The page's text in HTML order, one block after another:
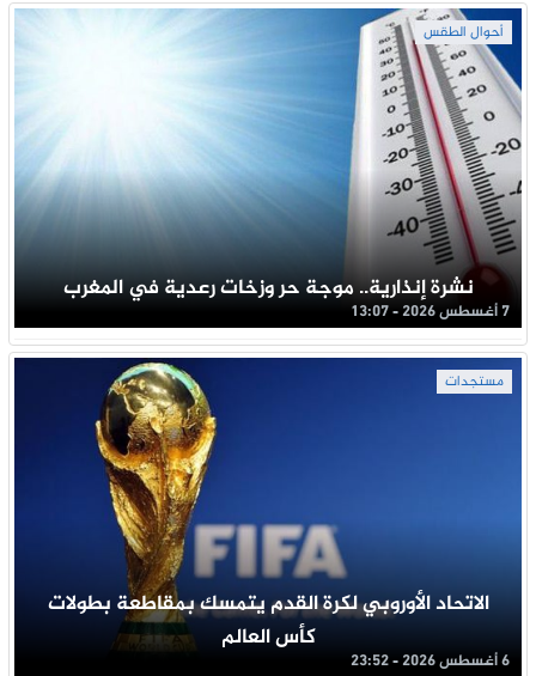
أحوال الطقس
نشرة إنذارية.. موجة حر وزخات رعدية في المغرب
7 أغسطس 2026 - 13:07
مستجدات
الاتحاد الأوروبي لكرة القدم يتمسك بمقاطعة بطولات
كأس العالم
6 أغسطس 2026 - 23:52